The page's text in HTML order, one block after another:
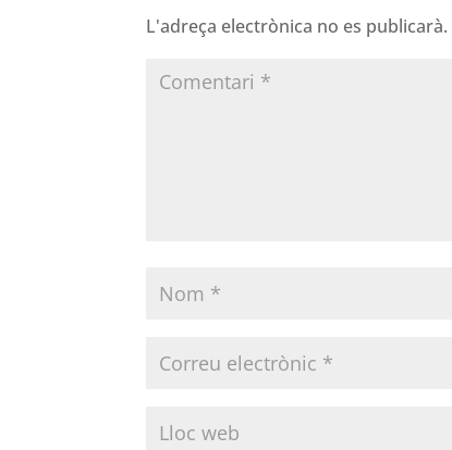
L'adreça electrònica no es publicarà.